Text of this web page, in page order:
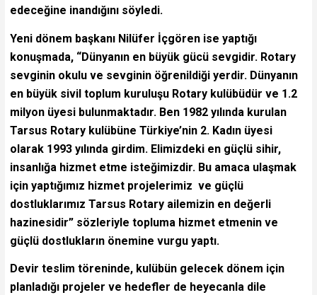
edeceğine inandığını söyledi.
Yeni dönem başkanı Nilüfer İçgören ise yaptığı
konuşmada, “Dünyanın en büyük gücü sevgidir. Rotary
sevginin okulu ve sevginin öğrenildiği yerdir. Dünyanın
en büyük sivil toplum kuruluşu Rotary kulübüdür ve 1.2
milyon üyesi bulunmaktadır. Ben 1982 yılında kurulan
Tarsus Rotary kulübüne Türkiye’nin 2. Kadın üyesi
olarak 1993 yılında girdim. Elimizdeki en güçlü sihir,
insanlığa hizmet etme isteğimizdir. Bu amaca ulaşmak
için yaptığımız hizmet projelerimiz ve güçlü
dostluklarımız Tarsus Rotary ailemizin en değerli
hazinesidir” sözleriyle topluma hizmet etmenin ve
güçlü dostlukların önemine vurgu yaptı.
Devir teslim töreninde, kulübün gelecek dönem için
planladığı projeler ve hedefler de heyecanla dile